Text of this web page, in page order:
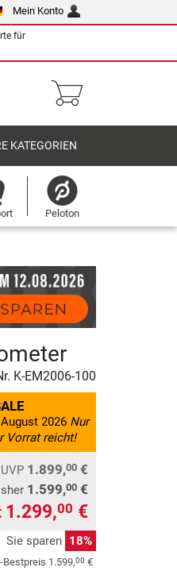
Mein Konto
für
KATEGORIEN
Peloton
K-EM2006-100
2026 Nur
Vorrat reicht!
UVP 1.899,00 €
1.599,00 €
1.299,00 €
Sie sparen 18%
Bestpreis 1.599,00 €